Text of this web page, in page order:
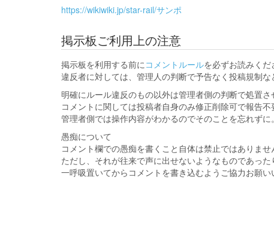
https://wikiwiki.jp/star-rail/サンポ
掲示板ご利用上の注意
掲示板を利用する前にコメントルールを必ずお読みくだ
違反者に対しては、管理人の判断で予告なく投稿規制な
明確にルール違反のもの以外は管理者側の判断で処置さ
コメントに関しては投稿者自身のみ修正削除可で報告不
管理者側では操作内容がわかるのでそのことを忘れずに。
愚痴について
コメント欄での愚痴を書くこと自体は禁止ではありませ
ただし、それが往来で声に出せないようなものであっ
一呼吸置いてからコメントを書き込むようご協力お願い